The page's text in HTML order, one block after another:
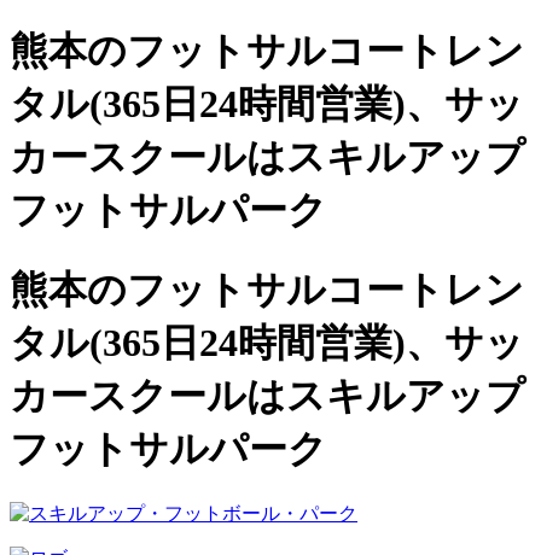
熊本のフットサルコートレン
タル(365日24時間営業)、 サッ
カースクールはスキルアップ
フットサルパーク
熊本のフットサルコートレン
タル(365日24時間営業)、サッ
カースクールはスキルアップ
フットサルパーク